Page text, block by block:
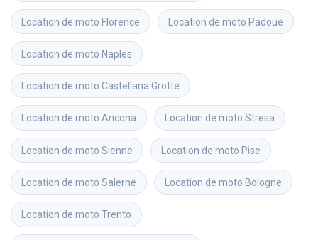
Location de moto Florence Location de moto Padoue
Location de moto Naples
Location de moto Castellana Grotte
Location de moto Ancona Location de moto Stresa
Location de moto Sienne Location de moto Pise
Location de moto Salerne Location de moto Bologne
Location de moto Trento